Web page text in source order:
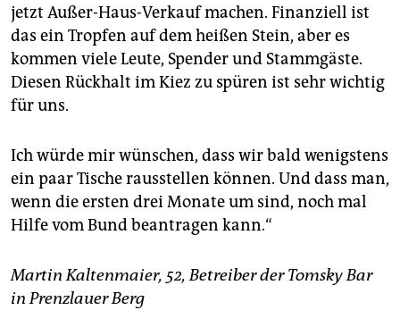
jetzt Außer-Haus-Verkauf machen. Finanziell ist
das ein Tropfen auf dem heißen Stein, aber es
kommen viele Leute, Spender und Stammgäste.
Diesen Rückhalt im Kiez zu spüren ist sehr wichtig
für uns.
Ich würde mir wünschen, dass wir bald wenigstens
ein paar Tische rausstellen können. Und dass man,
wenn die ersten drei Monate um sind, noch mal
Hilfe vom Bund beantragen kann.“
Martin Kaltenmaier, 52, Betreiber der Tomsky Bar
in Prenzlauer Berg